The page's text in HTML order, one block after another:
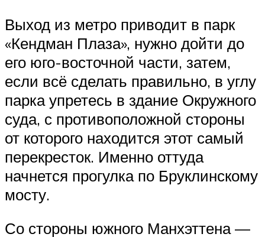
Выход из метро приводит в парк
«Кендман Плаза», нужно дойти до
его юго-восточной части, затем,
если всё сделать правильно, в углу
парка упретесь в здание Окружного
суда, с противоположной стороны
от которого находится этот самый
перекресток. Именно оттуда
начнется прогулка по Бруклинскому
мосту.
Со стороны южного Манхэттена —